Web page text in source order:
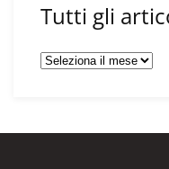
Tutti gli
Tutti